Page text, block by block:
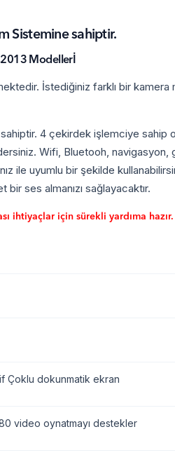
Sistemine sahiptir.
Modellerİ
İstediğiniz farklı bir
4 çekirdek işlemciye sahip
Wifi, Bluetooh,
ile uyumlu bir şekilde
ses almanızı sağlayacaktır.
ihtiyaçlar için sürekli yardıma hazır.
Çoklu dokunmatik ekran
video oynatmayı destekler